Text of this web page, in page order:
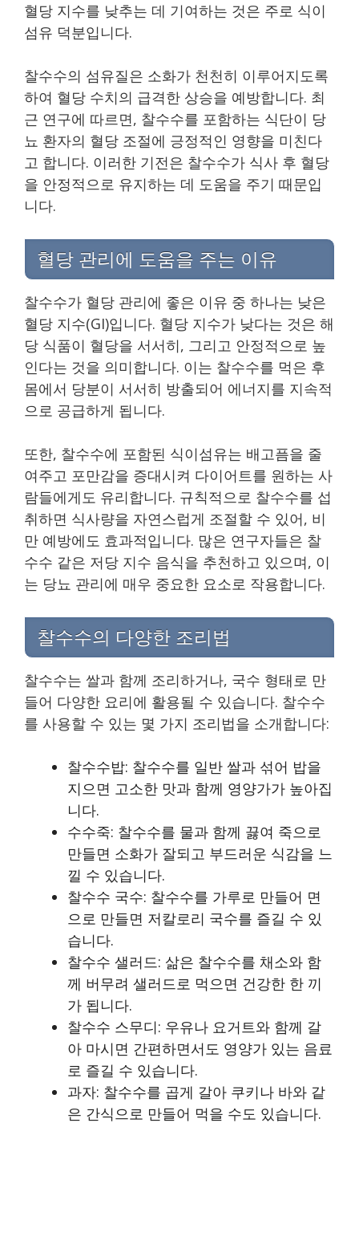
혈당 지수를 낮추는 데 기여하는 것은 주로 식이
섬유 덕분입니다.
찰수수의 섬유질은 소화가 천천히 이루어지도록
하여 혈당 수치의 급격한 상승을 예방합니다. 최
근 연구에 따르면, 찰수수를 포함하는 식단이 당
뇨 환자의 혈당 조절에 긍정적인 영향을 미친다
고 합니다. 이러한 기전은 찰수수가 식사 후 혈당
을 안정적으로 유지하는 데 도움을 주기 때문입
니다.
혈당 관리에 도움을 주는 이유
찰수수가 혈당 관리에 좋은 이유 중 하나는 낮은
혈당 지수(GI)입니다. 혈당 지수가 낮다는 것은 해
당 식품이 혈당을 서서히, 그리고 안정적으로 높
인다는 것을 의미합니다. 이는 찰수수를 먹은 후
몸에서 당분이 서서히 방출되어 에너지를 지속적
으로 공급하게 됩니다.
또한, 찰수수에 포함된 식이섬유는 배고픔을 줄
여주고 포만감을 증대시켜 다이어트를 원하는 사
람들에게도 유리합니다. 규칙적으로 찰수수를 섭
취하면 식사량을 자연스럽게 조절할 수 있어, 비
만 예방에도 효과적입니다. 많은 연구자들은 찰
수수 같은 저당 지수 음식을 추천하고 있으며, 이
는 당뇨 관리에 매우 중요한 요소로 작용합니다.
찰수수의 다양한 조리법
찰수수는 쌀과 함께 조리하거나, 국수 형태로 만
들어 다양한 요리에 활용될 수 있습니다. 찰수수
를 사용할 수 있는 몇 가지 조리법을 소개합니다:
찰수수밥: 찰수수를 일반 쌀과 섞어 밥을
지으면 고소한 맛과 함께 영양가가 높아집
니다.
수수죽: 찰수수를 물과 함께 끓여 죽으로
만들면 소화가 잘되고 부드러운 식감을 느
낄 수 있습니다.
찰수수 국수: 찰수수를 가루로 만들어 면
으로 만들면 저칼로리 국수를 즐길 수 있
습니다.
찰수수 샐러드: 삶은 찰수수를 채소와 함
께 버무려 샐러드로 먹으면 건강한 한 끼
가 됩니다.
찰수수 스무디: 우유나 요거트와 함께 갈
아 마시면 간편하면서도 영양가 있는 음료
로 즐길 수 있습니다.
과자: 찰수수를 곱게 갈아 쿠키나 바와 같
은 간식으로 만들어 먹을 수도 있습니다.